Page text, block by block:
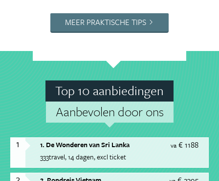
MEER PRAKTISCHE TIPS
Top 10 aanbiedingen
Aanbevolen door ons
1 va € 1188
1. De Wonderen van Sri Lanka
333travel 14 dagen excl ticket